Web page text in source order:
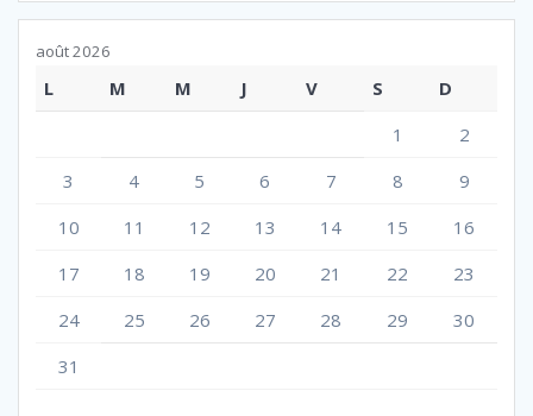
août 2026
L M M J V S
D
1
2
3
4 5 6 7 8
9
10
11 12 13 14 15
16
17
18 19 20 21 22
23
24
25 26 27 28 29
30
31